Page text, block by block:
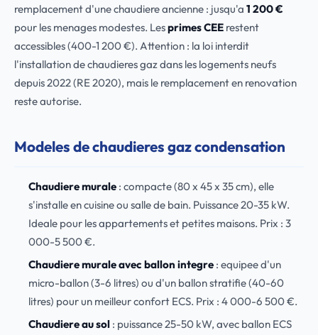
remplacement d'une chaudiere ancienne : jusqu'a 1 200 €
pour les menages modestes. Lesprimes CEE restent
accessibles (400-1 200 €). Attention : la loi interdit
l'installation de chaudieres gaz dans les logements neufs
depuis 2022 (RE 2020), mais le remplacement en renovation
reste autorise.
Modeles de chaudieres gaz condensation
Chaudiere murale: compacte (80 x 45 x 35 cm), elle
s'installe en cuisine ou salle de bain. Puissance 20-35 kW.
Ideale pour les appartements et petites maisons. Prix : 3
000-5 500 €.
Chaudiere murale avec ballon integre: equipee d'un
micro-ballon (3-6 litres) ou d'un ballon stratifie (40-60
litres) pour un meilleur confort ECS. Prix : 4 000-6 500 €.
Chaudiere au sol: puissance 25-50 kW, avec ballon ECS